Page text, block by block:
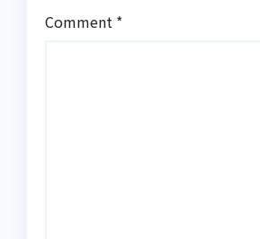
Comment *